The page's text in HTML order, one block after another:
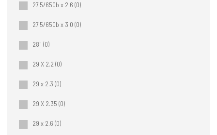
27.5/650b x 2.6 (0)
27.5/650b x 3.0 (0)
28" (0)
29 X 2.2 (0)
29 x 2.3 (0)
29 X 2.35 (0)
29 x 2.6 (0)